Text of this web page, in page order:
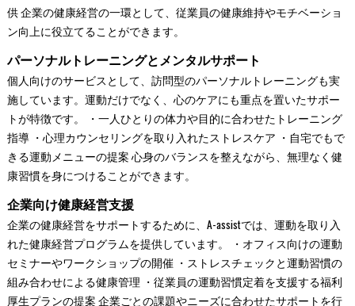
供 企業の健康経営の一環として、従業員の健康維持やモチベーショ
ン向上に役立てることができます。
パーソナルトレーニングとメンタルサポート
個人向けのサービスとして、訪問型のパーソナルトレーニングも実
施しています。運動だけでなく、心のケアにも重点を置いたサポー
トが特徴です。 ・一人ひとりの体力や目的に合わせたトレーニング
指導 ・心理カウンセリングを取り入れたストレスケア ・自宅でもで
きる運動メニューの提案 心身のバランスを整えながら、無理なく健
康習慣を身につけることができます。
企業向け健康経営支援
企業の健康経営をサポートするために、A-assistでは、運動を取り入
れた健康経営プログラムを提供しています。 ・オフィス向けの運動
セミナーやワークショップの開催 ・ストレスチェックと運動習慣の
組み合わせによる健康管理 ・従業員の運動習慣定着を支援する福利
厚生プランの提案 企業ごとの課題やニーズに合わせたサポートを行